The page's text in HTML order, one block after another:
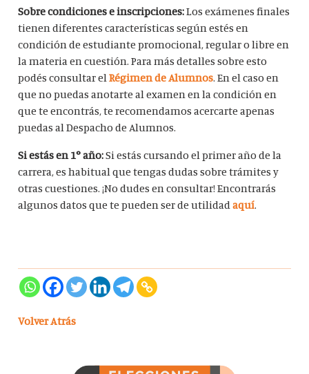
Sobre condiciones e inscripciones:Los exámenes finales
tienen diferentes características según estés en
condición de estudiante promocional, regular o libre en
la materia en cuestión. Para más detalles sobre esto
podés consultar elRégimen de Alumnos. En el caso en
que no puedas anotarte al examen en la condición en
que te encontrás, te recomendamos acercarte apenas
puedas al Despacho de Alumnos.
Si estás en 1° año:Si estás cursando el primer año de la
carrera, es habitual que tengas dudas sobre trámites y
otras cuestiones. ¡No dudes en consultar! Encontrarás
algunos datos que te pueden ser de utilidadaquí.
Volver Atrás